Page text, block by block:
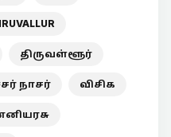
திருவள்ளூர்
நாசர் விசிக